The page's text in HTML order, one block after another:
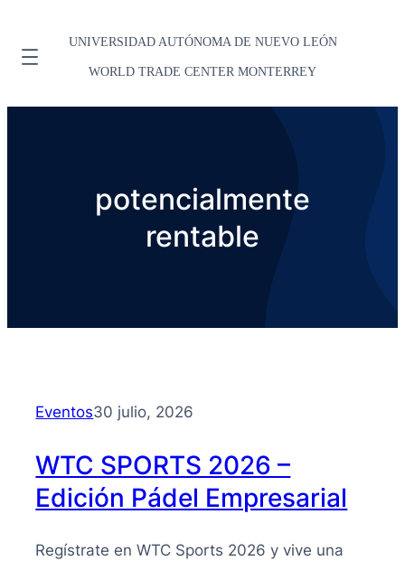
UNIVERSIDAD AUTÓNOMA DE NUEVO LEÓN
WORLD TRADE CENTER MONTERREY
potencialmente
rentable
Eventos30 julio, 2026
WTC SPORTS 2026 –
Edición Pádel Empresarial
Regístrate en WTC Sports 2026 y vive una